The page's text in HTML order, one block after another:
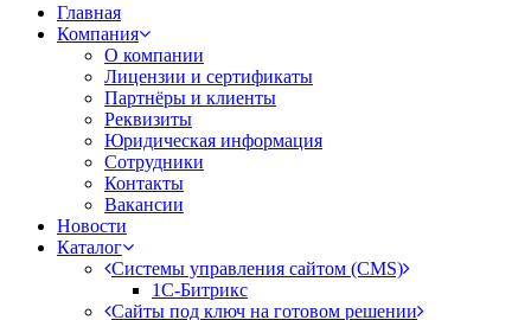
Главная
Компания
О компании
Лицензии и сертификаты
Партнёры и клиенты
Реквизиты
Юридическая информация
Сотрудники
Контакты
Вакансии
Новости
Каталог
Системы управления сайтом (CMS)
1C-Битрикс
Сайты под ключ на готовом решении